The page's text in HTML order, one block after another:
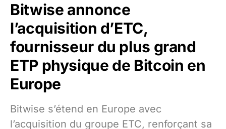
Bitwise annonce
l’acquisition d’ETC,
fournisseur du plus grand
ETP physique de Bitcoin en
Europe
Bitwise s’étend en Europe avec
l’acquisition du groupe ETC, renforçant sa